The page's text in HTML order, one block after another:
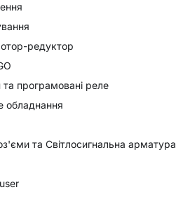
редуктор
програмовані реле
обладнання
та Світлосигнальна арматура